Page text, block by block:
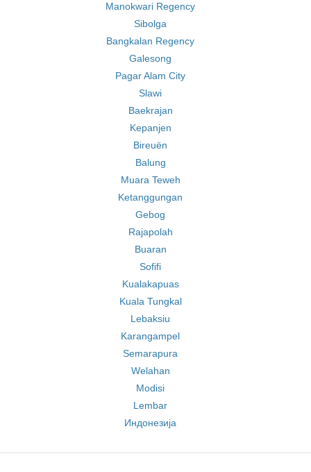
Manokwari Regency
Sibolga
Bangkalan Regency
Galesong
Pagar Alam City
Slawi
Baekrajan
Kepanjen
Bireuën
Balung
Muara Teweh
Ketanggungan
Gebog
Rajapolah
Buaran
Sofifi
Kualakapuas
Kuala Tungkal
Lebaksiu
Karangampel
Semarapura
Welahan
Modisi
Lembar
Индонезија